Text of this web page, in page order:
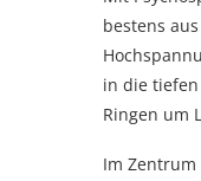
bestens
in die
Ringen um
Im Zentrum